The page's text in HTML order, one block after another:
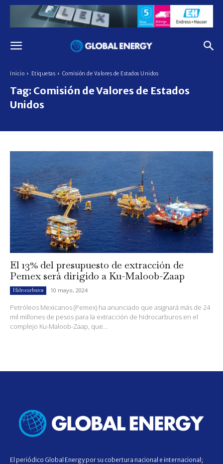
Inicio Etiquetas Comisión de Valores de Estados Unidos
Tag: Comisión de Valores de Estados
Unidos
El 13% del presupuesto de extracción de
Pemex será dirigido a Ku-Maloob-Zaap
Hidrocarburos 10 mayo, 2024
Petróleos Mexicanos (Pemex) ha anunciado que asignará más de 24
mil millones de pesos para la extracción de hidrocarburos en el
complejo Ku-Maloob-Zaap, que...
El periódico Global Energy por su cobertura nacional e internacional;